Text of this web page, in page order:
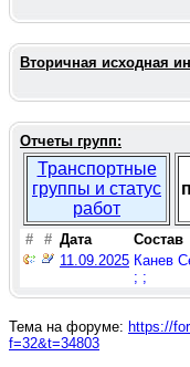
Вторичная исходная
Отчеты групп:
Транспортные
группы и статус
работ
# # Дата Состав
11.09.2025 Канев
; ;
Тема на форуме: https://
f=32&t=34803